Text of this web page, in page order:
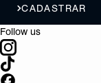
CADASTRAR
Follow us